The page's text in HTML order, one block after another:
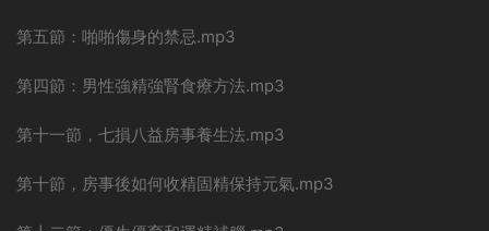
第五節：啪啪傷身的禁忌.mp3
第四節：男性強精強腎食療方法.mp3
第十一節，七損八益房事養生法.mp3
第十節，房事後如何收精固精保持元氣.mp3